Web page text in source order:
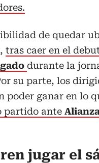
de quedar
, tras caer en el
durante la
su parte, los
poder ganar en lo
partido ante
jugar el